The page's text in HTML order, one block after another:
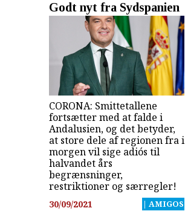
Godt nyt fra Sydspanien
CORONA: Smittetallene
fortsætter med at falde i
Andalusien, og det betyder,
at store dele af regionen fra i
morgen vil sige adiós til
halvandet års
begrænsninger,
restriktioner og særregler!
30/09/2021 | AMIGOS